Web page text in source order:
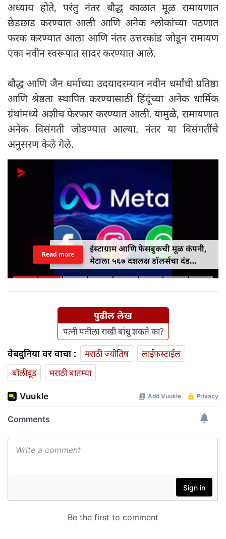
अध्याय होते, परंतु नंतर बौद्ध काळात मूळ रामायणात
छेडछाड करण्यात आली आणि अनेक श्लोकांच्या पठणात
फरक करण्यात आला आणि नंतर उत्तरकांड जोडून रामायण
एका नवीन स्वरूपात सादर करण्यात आले.
बौद्ध आणि जैन धर्माच्या उदयादरम्यान नवीन धर्मांची प्रतिष्ठा
आणि श्रेष्ठता स्थापित करण्यासाठी हिंदूंच्या अनेक धार्मिक
ग्रंथांमध्ये अशीच फेरफार करण्यात आली. यामुळे, रामायणात
अनेक विसंगती जोडण्यात आल्या. नंतर या विसंगतींचे
अनुसरण केले गेले.
दहीहंडी सणाच्या पार्श्वभूमीवर महाराष्ट्र
सरकारकडून भेट; १.६० लाख गोविंदांना
१० लाख रुपयांपर्यंतचे विमा संरक्षण
Read more
पुढील लेख
पत्नी पतीला राखी बांधू शकते का?
वेबदुनिया वर वाचा : मराठी ज्योतिष
लाईफस्टाईल
बॉलीवूड
मराठी बातम्या